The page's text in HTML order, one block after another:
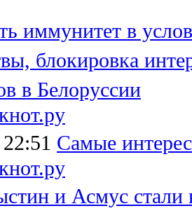
иммунитет в
блокировка
в Белоруссии
22:51 Самые
и Асмус